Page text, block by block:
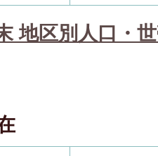
地区別人口・